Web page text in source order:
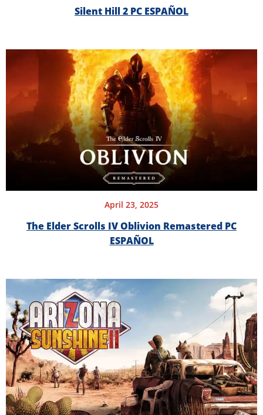
Silent Hill 2 PC ESPAÑOL
April 23, 2025
The Elder Scrolls IV Oblivion Remastered PC
ESPAÑOL